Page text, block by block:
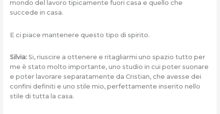
mondo del lavoro tipicamente fuori casa e quello che
succede in casa.
E ci piace mantenere questo tipo di spirito.
Silvia:Si, riuscire a ottenere e ritagliarmi uno spazio tutto per
me è stato molto importante, uno studio in cui poter suonare
e poter lavorare separatamente da Cristian, che avesse dei
confini definiti e uno stile mio, perfettamente inserito nello
stile di tutta la casa.